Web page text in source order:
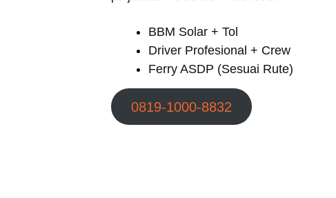
BBM Solar + Tol
Driver Profesional + Crew
Ferry ASDP (Sesuai Rute)
0819-1000-8832